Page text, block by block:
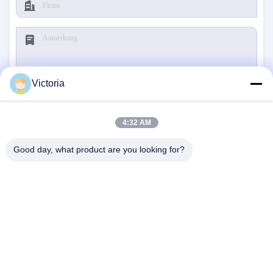
Reichen Sie ein
Victoria
4:32 AM
Good day, what product are you looking for?